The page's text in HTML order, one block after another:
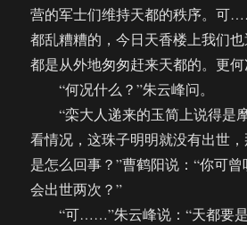
营的军士们维持天都的秩序。可
都乱糟糟的，今日天香楼上我们
都是从外地匆匆赶来天都的。更
“何况什么？”朱云峰问。
“栾大人递来的玉简上说得是
看情况，这珠子明明就没有出世
是怎么回事？”曹鹤阳说：“你可
会出世两次？”
“可……”朱云峰说：“天都要是